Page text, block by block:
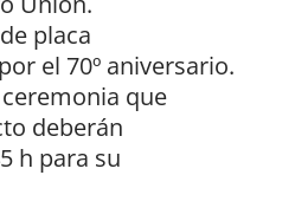
placa
el 70º aniversario.
que
deberán
h para su